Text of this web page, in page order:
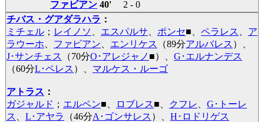
ファビアン40'
2 - 0
チバス・グアダラハラ ：
ミチェル； レイノソ エスパルサ ポンセ■ ペラレス
ア
ラウーホ
ファビアン エンリケス （89分アルバレス ）、
J･サンチェス
（70分O･アレジャノ ■）、 G･エルナンデス
（60分L･ペレス ）、 マルケス・ルーゴ
アトラス ：
ガジャルド ； エルペン■ ロブレス■ クフレ
G･トーレ
ス
L･アヤラ （46分A･ゴンサレス ）、 H･ロドリゲス